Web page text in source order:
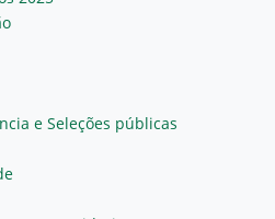
e Seleções públicas